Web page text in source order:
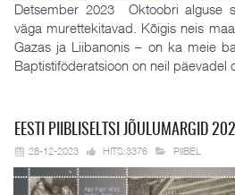
Detsember 2023 Oktoobri alguse
väga murettekitavad. Kõigis neis
Gazas ja Liibanonis – on ka meie
Baptistiföderatsioon on neil päevadel
EESTI PIIBLISELTSI JÕULUMARGID
28-12-2023 HITS:3376 PIIBEL